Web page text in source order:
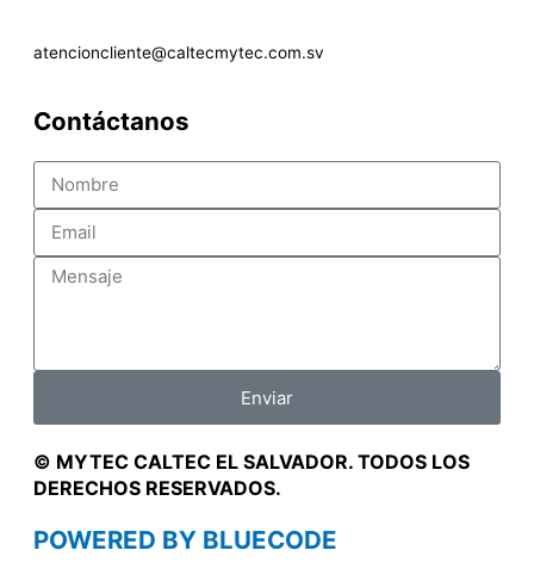
m
atencioncliente@caltecmytec.com.sv
Contáctanos
Mensaje
Enviar
© MYTEC CALTEC EL SALVADOR. TODOS LOS
DERECHOS RESERVADOS.
POWERED BY BLUECODE